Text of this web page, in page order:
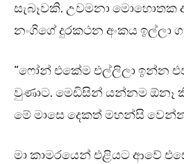
සැබෑවකි. උවමනා මොහොතක
නංගිගේ දුරකථන අංකය ඉල්ලා
“ෆෝන් එකේම එල්ලිලා ඉන්න
වුණාට. මෙඩිසින් යන්නම ඕනෑ
මේ මාසෙ දෙකත් මහන්සි
මා කාමරයෙන් එළියට ආවේ